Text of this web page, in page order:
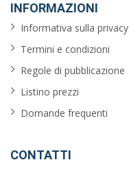
INFORMAZIONI
Informativa sulla privacy
Termini e condizioni
Regole di pubblicazione
Listino prezzi
Domande frequenti
CONTATTI